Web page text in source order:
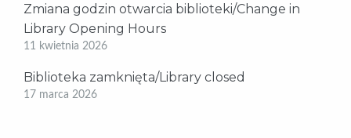
Zmiana godzin otwarcia biblioteki/Change in
Library Opening Hours
11 kwietnia 2026
Biblioteka zamknięta/Library closed
17 marca 2026